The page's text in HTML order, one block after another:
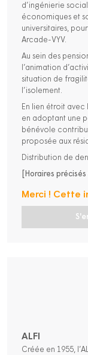
d’ingénierie
économiques et
universitaires,
Arcade-VYV.
Au sein des
l’animation
situation de
l’isolement.
En lien étroit
en adoptant une
bénévole
proposée aux
Distribution de
[Horaires
Merci ! Cette
ALFI
Créée en 1955,